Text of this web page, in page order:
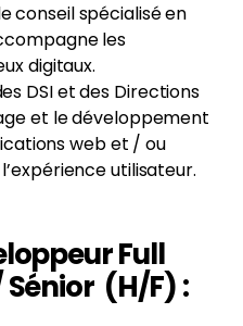
conseil spécialisé en
les
digitaux.
DSI et des Directions
et le développement
web et / ou
utilisateur.
Full
(H/F) :